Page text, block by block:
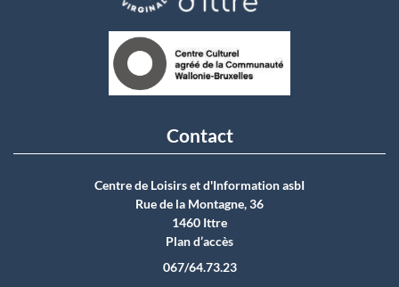
Contact
Centre de Loisirs et d'Information asbI
Rue de la Montagne, 36
1460 Ittre
Plan d’accès
067/64.73.23